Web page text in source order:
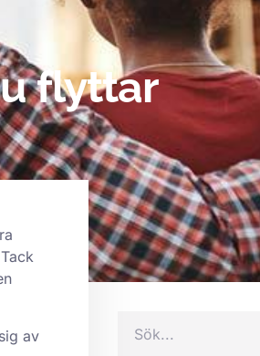
flyttar
av